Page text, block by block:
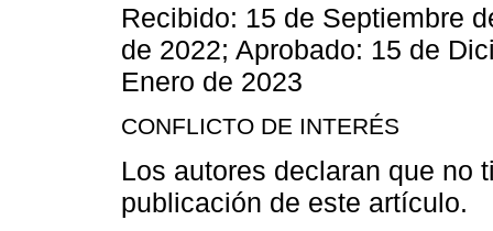
Recibido: 15 de Septiembre
de 2022; Aprobado: 15 de
Enero de 2023
CONFLICTO DE INTERÉS
Los autores declaran que no
publicación de este artículo.